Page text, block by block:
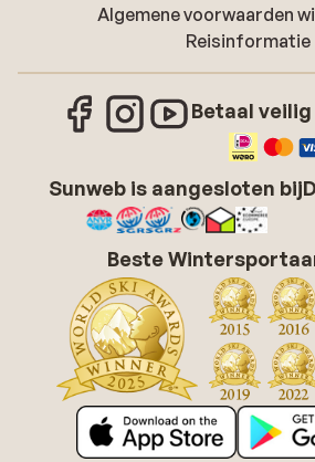
Algemene voorwaarden
Reisinformatie
Betaal
Sunweb is aangesloten bij
Beste